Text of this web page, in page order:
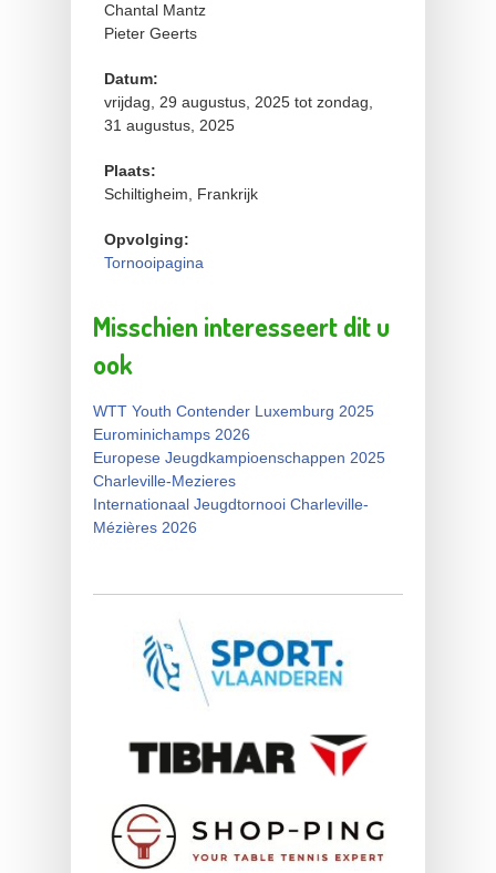
Chantal Mantz
Pieter Geerts
Datum:
vrijdag, 29 augustus, 2025 tot zondag,
31 augustus, 2025
Plaats:
Schiltigheim, Frankrijk
Opvolging:
Tornooipagina
Misschien interesseert dit u
ook
WTT Youth Contender Luxemburg 2025
Eurominichamps 2026
Europese Jeugdkampioenschappen 2025
Charleville-Mezieres
Internationaal Jeugdtornooi Charleville-
Mézières 2026